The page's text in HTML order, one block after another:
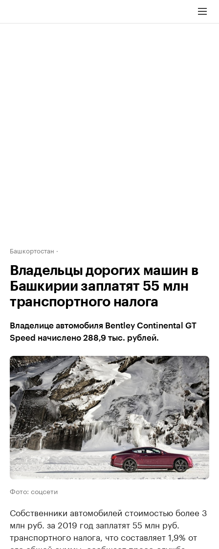
Башкортостан
Владельцы дорогих машин в
Башкирии заплатят 55 млн
транспортного налога
Владелице автомобиля Bentley Continental GT
Speed начислено 288,9 тыс. рублей.
Фото: соцсети
Собственники автомобилей стоимостью более 3
млн руб. за 2019 год заплатят 55 млн руб.
транспортного налога, что составляет 1,9% от